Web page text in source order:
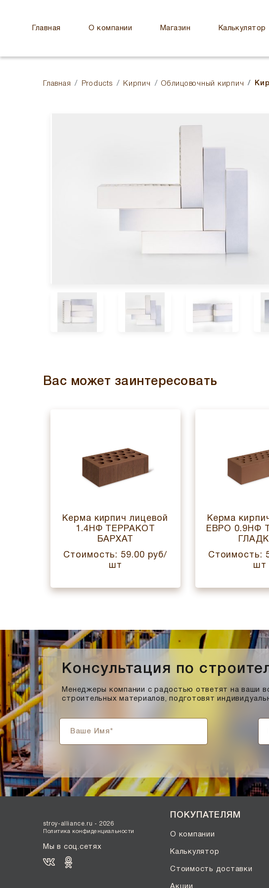
Главная О компании Магазин Калькулятор
Главная Products Кирпич Облицовочный кирпич
Вас может заинтересовать
Керма кирпич лицевой
1.4НФ ТЕРРАКОТ
БАРХАТ
Стоимость: 59.00 руб/
шт
Керма
ЕВРО 0.9НФ
Стоимость:
шт
Консультация по
Менеджеры компании с радостью ответят на ваши
строительных материалов, подготовят
stroy-alliance.ru - 2026
Политика конфиденциальности
Мы в соц.сетях
ПОКУПАТЕЛЯМ
О компании
Калькулятор
Стоимость доставки
Акции